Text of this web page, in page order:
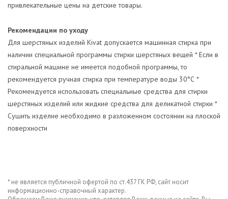
привлекательные цены на детские товары.
Рекомендации по уходу
Для шерстяных изделий Kivat допускается машинная стирка при
наличии специальной программы стирки шерстяных вещей * Если в
стиральной машине не имеется подобной программы, то
рекомендуется ручная стирка при температуре воды 30°С *
Рекомендуется использовать специальные средства для стирки
шерстяных изделий или жидкие средства для деликатной стирки *
Сушить изделие необходимо в разложенном состоянии на плоской
поверхности
* не является публичной офертой по ст.437 ГК РФ, сайт носит
информационно-справочный характер.